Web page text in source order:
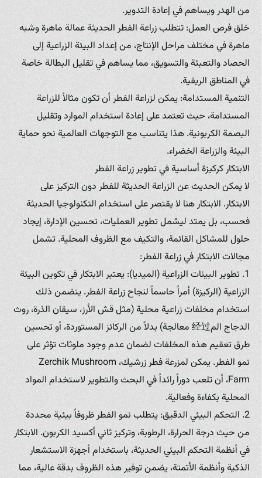
من الهدر ويساهم في إعادة التدوير.
خلق فرص العمل: تتطلب زراعة الفطر الحديثة عمالة ماهرة وشبه
ماهرة في مختلف مراحل الإنتاج، من إعداد البيئة الزراعية إلى
الحصاد والتعبئة والتسويق، مما يساهم في تقليل البطالة خاصة
في المناطق الريفية.
التنمية المستدامة: يمكن لزراعة الفطر أن تكون مثالاً للزراعة
المستدامة، حيث تعتمد على إعادة استخدام الموارد وتقليل
البصمة الكربونية. هذا يتناسب مع التوجهات العالمية نحو حماية
البيئة والزراعة الخضراء.
الابتكار كركيزة أساسية في تطوير زراعة الفطر
لا يمكن الحديث عن الزراعة الحديثة للفطر دون التركيز على
الابتكار. الابتكار هنا لا يقتصر على استخدام التكنولوجيا الحديثة
فحسب، بل يمتد ليشمل تطوير العمليات، تحسين الإدارة، إيجاد
حلول للمشاكل القائمة، والتكيف مع الظروف المحلية. تشمل
مجالات الابتكار في زراعة الفطر:
1. تطوير البيئات الزراعية (الميديا): يعتبر الابتكار في تكوين البيئة
الزراعية (الركيزة) أمراً حاسماً لنجاح زراعة الفطر. يتضمن ذلك
استخدام مخلفات زراعية محلية (مثل قش الأرز، سيقان الذرة، روث
الدجاج الم经过 معالجة) بدلاً من الركائز المستوردة، أو تحسين
طرق تعقيم هذه المخلفات لضمان عدم وجود ملوثات تؤثر على
نمو الفطر. يمكن لمزرعة فطر زرشيك، Zerchik Mushroom
Farm، أن تلعب دوراً رائداً في البحث والتطوير لاستخدام المواد
المحلية بكفاءة وفعالية.
2. التحكم البيئي الدقيق: يتطلب نمو الفطر ظروفاً بيئية محددة
من حيث درجة الحرارة، الرطوبة، وتركيز ثاني أكسيد الكربون. الابتكار
في أنظمة التحكم البيئي الحديثة، باستخدام أجهزة الاستشعار
الذكية وأنظمة الأتمتة، يضمن توفير هذه الظروف بدقة عالية، مما